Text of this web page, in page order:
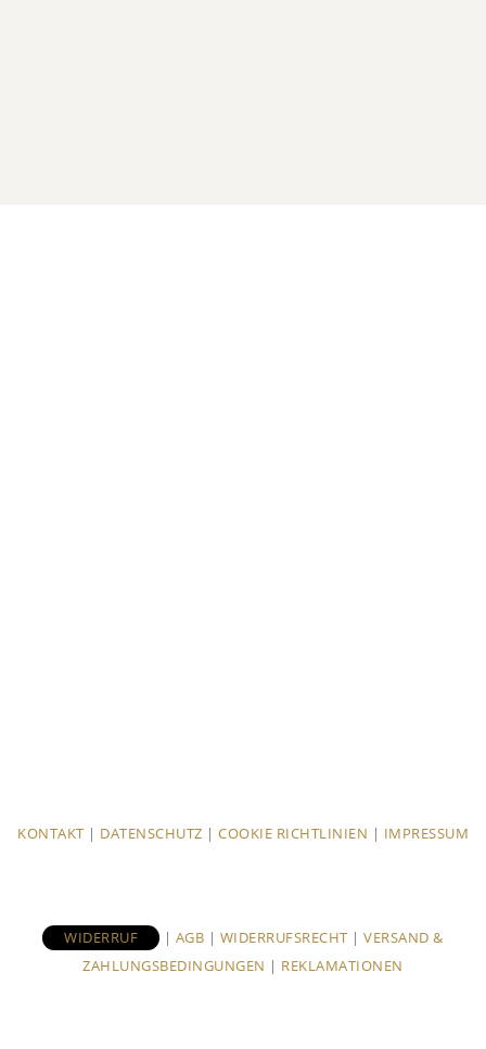
KONTAKT | DATENSCHUTZ | COOKIE RICHTLINIEN | IMPRESSUM
WIDERRUF | AGB | WIDERRUFSRECHT |VERSAND &
ZAHLUNGSBEDINGUNGEN | REKLAMATIONEN